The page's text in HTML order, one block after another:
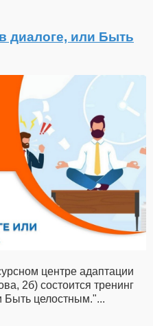
диалоге, или Быть
центре адаптации
2б) состоится тренинг
Быть целостным."...